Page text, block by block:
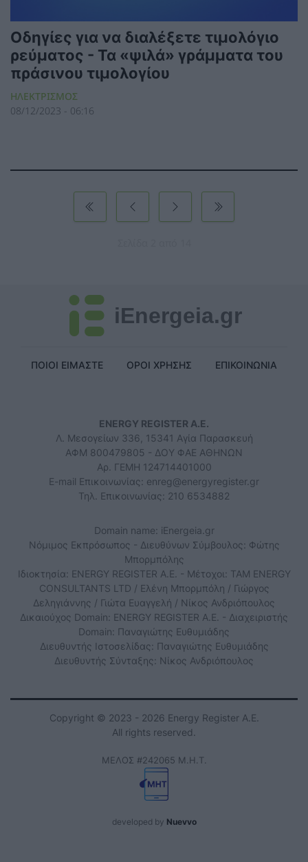
Οδηγίες για να διαλέξετε τιμολόγιο
ρεύματος - Τα «ψιλά» γράμματα του
πράσινου τιμολογίου
ΗΛΕΚΤΡΙΣΜΟΣ
08/12/2023 - 06:16
iEnergeia.gr
ΠΟΙΟΙ ΕΙΜΑΣΤΕ ΟΡΟΙ ΧΡΗΣΗΣ ΕΠΙΚΟΙΝΩΝΙΑ
ENERGY REGISTER Α.Ε.
Λ. Μεσογείων 336, 15341 Αγία Παρασκευή
ΑΦΜ 800479805 - ΔΟΥ ΦΑΕ ΑΘΗΝΩΝ
Αρ. ΓΕΜΗ 124714401000
E-mail Επικοινωνίας: enreg@energyregister.gr
Τηλ. Επικοινωνίας: 210 6534882
Domain name: iEnergeia.gr
Νόμιμος Εκπρόσωπος - Διευθύνων Σύμβουλος: Φώτης
Μπορμπόλης
Ιδιοκτησία: ENERGY REGISTER Α.Ε. - Μέτοχοι: TAM ENERGY
CONSULTANTS LTD / Ελένη Μπορμπόλη / Γιώργος
Δεληγιάννης / Γιώτα Ευαγγελή / Νίκος Ανδριόπουλος
Δικαιούχος Domain: ENERGY REGISTER Α.Ε. - Διαχειριστής
Domain: Παναγιώτης Ευθυμιάδης
Διευθυντής Ιστοσελίδας: Παναγιώτης Ευθυμιάδης
Διευθυντής Σύνταξης: Νίκος Ανδριόπουλος
Copyright © 2023 - 2026 Energy Register Α.Ε.
All rights reserved.
ΜΕΛΟΣ #242065 Μ.Η.Τ.
developed by Nuevvo